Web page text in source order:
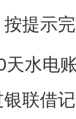
提示
水电
联借